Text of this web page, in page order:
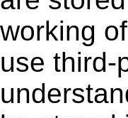
working
use third-